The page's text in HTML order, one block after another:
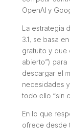
OpenAI y
La estrategia
3.1, se basa
gratuito y que
abierto”)
descargar el
necesidades
todo ello “sin
En lo que
ofrece desde